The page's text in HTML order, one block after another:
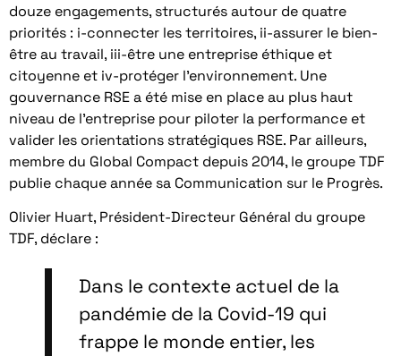
douze engagements, structurés autour de quatre
priorités : i-connecter les territoires, ii-assurer le bien-
être au travail, iii-être une entreprise éthique et
citoyenne et iv-protéger l’environnement. Une
gouvernance RSE a été mise en place au plus haut
niveau de l’entreprise pour piloter la performance et
valider les orientations stratégiques RSE. Par ailleurs,
membre du Global Compact depuis 2014, le groupe TDF
publie chaque année sa Communication sur le Progrès.
Olivier Huart, Président-Directeur Général du groupe
TDF, déclare :
Dans le contexte actuel de la
pandémie de la Covid-19 qui
frappe le monde entier, les